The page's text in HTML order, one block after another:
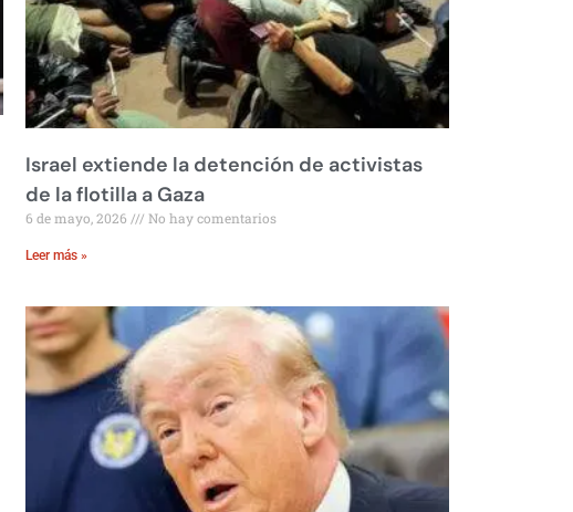
Israel extiende la detención de activistas
de la flotilla a Gaza
6 de mayo, 2026 No hay comentarios
Leer más »